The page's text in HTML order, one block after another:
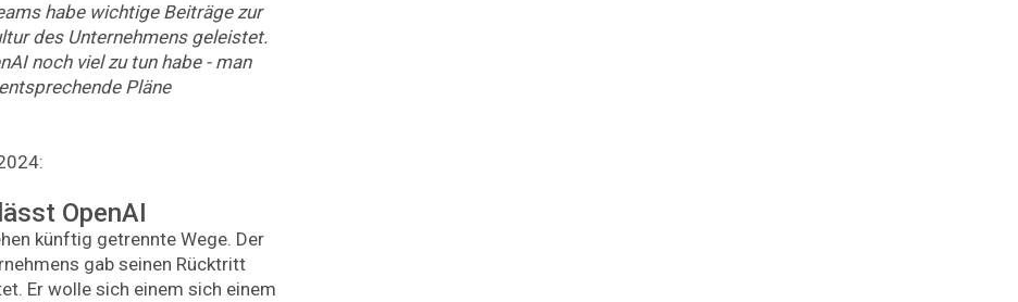
habe wichtige Beiträge zur
des Unternehmens geleistet.
noch viel zu tun habe - man
Pläne
OpenAI
künftig getrennte Wege. Der
gab seinen Rücktritt
Er wolle sich einem sich einem